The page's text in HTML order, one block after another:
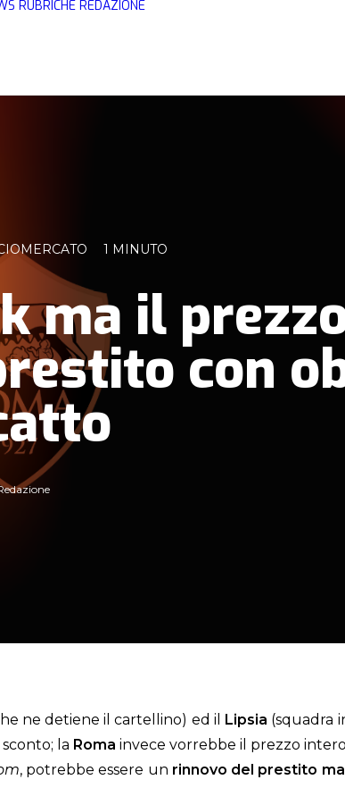
RUBRICHE REDAZIONE
1 MINUTO
ma il
con
ne detiene il cartellino) ed il Lipsia (squadra
la Roma invece vorrebbe il prezzo
, potrebbe essere un rinnovo del prestito